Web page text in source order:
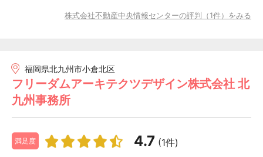
株式会社不動産中央情報センターの評判（1件）をみる
福岡県北九州市小倉北区
フリーダムアーキテクツデザイン株式会社 北
九州事務所
満足度 4.7 (1件)